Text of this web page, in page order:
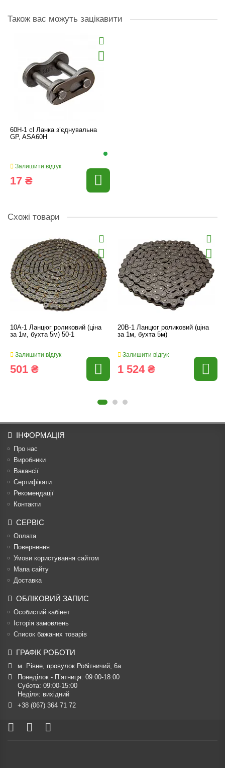
Також вас можуть зацікавити
60H-1 cl Ланка з’єднувальна
GP, ASA60H
Залишити відгук
17 ₴
Схожі товари
10A-1 Ланцюг роликовий (ціна
за 1м, бухта 5м) 50-1
Залишити відгук
501 ₴
20B-1 Ланцюг роликовий (ціна
за 1м, бухта 5м)
Залишити відгук
1 524 ₴
ІНФОРМАЦІЯ
Про нас
Виробники
Вакансії
Сертифікати
Рекомендації
Контакти
СЕРВІС
Оплата
Повернення
Умови користування сайтом
Мапа сайту
Доставка
ОБЛІКОВИЙ ЗАПИС
Особистий кабінет
Історія замовлень
Список бажаних товарів
ГРАФІК РОБОТИ
м. Рівне, провулок Робітничий, 6а
Понеділок - П’ятниця: 09:00-18:00
Субота: 09:00-15:00
Неділя: вихідний
+38 (067) 364 71 72